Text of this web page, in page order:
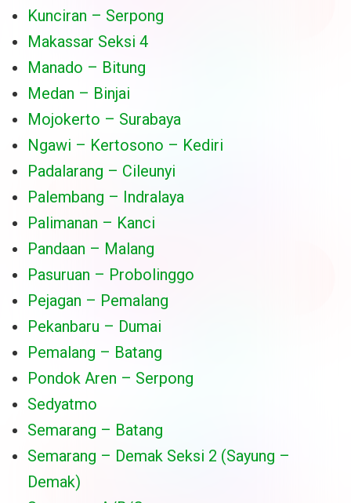
Kunciran – Serpong
Makassar Seksi 4
Manado – Bitung
Medan – Binjai
Mojokerto – Surabaya
Ngawi – Kertosono – Kediri
Padalarang – Cileunyi
Palembang – Indralaya
Palimanan – Kanci
Pandaan – Malang
Pasuruan – Probolinggo
Pejagan – Pemalang
Pekanbaru – Dumai
Pemalang – Batang
Pondok Aren – Serpong
Sedyatmo
Semarang – Batang
Semarang – Demak Seksi 2 (Sayung –
Demak)